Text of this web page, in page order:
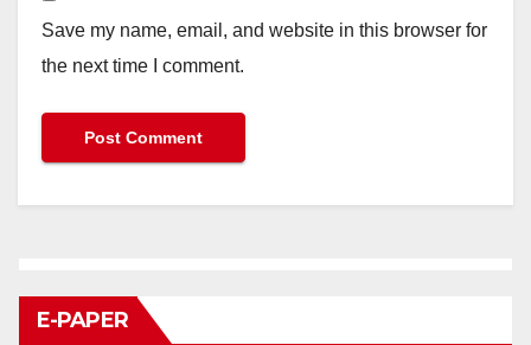
Save my name, email, and website in this browser for
the next time I comment.
E-PAPER